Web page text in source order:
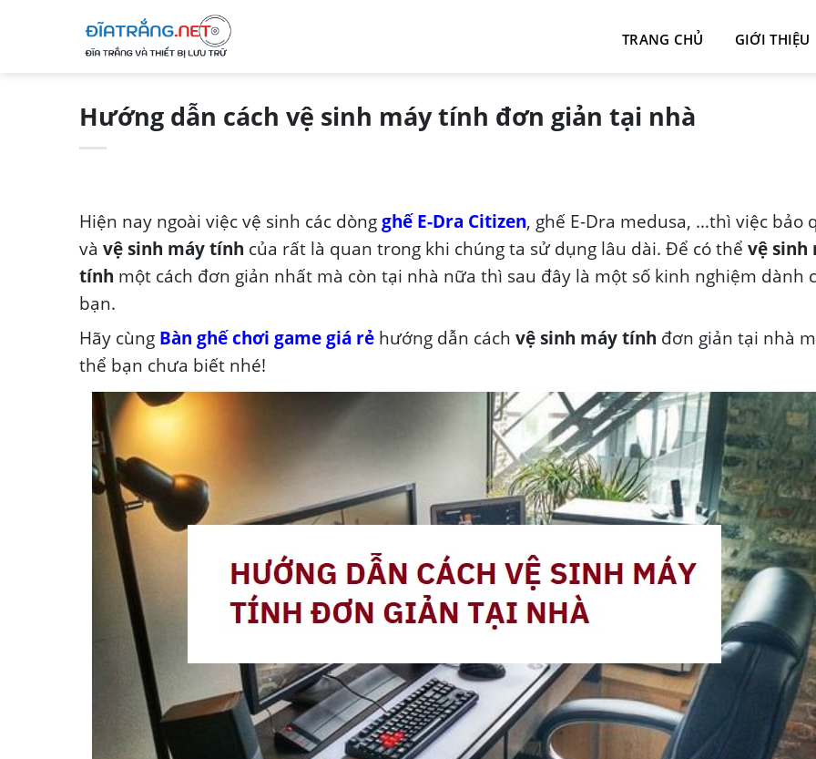
TRANG CHỦ GIỚI THIỆU
Hướng dẫn cách vệ sinh máy tính đơn giản tại nhà
Hiện nay ngoài việc vệ sinh các dòngghế E-Dra Citizen, ghế E-Dra medusa, …thì việc bảo
và vệ sinh máy tính của rất là quan trong khi chúng ta sử dụng lâu dài. Để có thể vệ sinh
tính một cách đơn giản nhất mà còn tại nhà nữa thì sau đây là một số kinh nghiệm dành
bạn.
Hãy cùng Bàn ghế chơi game giá rẻ hướng dẫn cách vệ sinh máy tính đơn giản tại nhà
thể bạn chưa biết nhé!